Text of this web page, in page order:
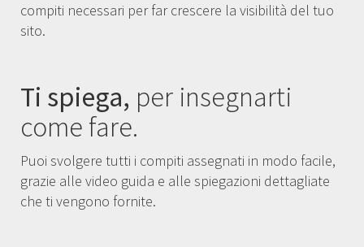
compiti necessari per far crescere la visibilità del tuo
sito.
Ti spiega, per insegnarti
come fare.
Puoi svolgere tutti i compiti assegnati in modo facile,
grazie alle video guida e alle spiegazioni dettagliate
che ti vengono fornite.